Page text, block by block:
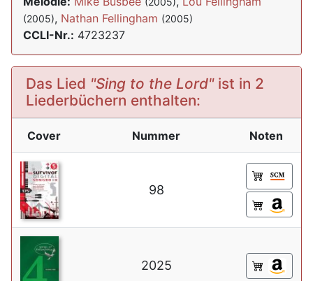
(2005), Nathan Fellingham (2005)
CCLI-Nr.: 4723237
Das Lied "Sing to the Lord"ist in 2
Liederbüchern enthalten:
Cover Nummer Noten
98
2025